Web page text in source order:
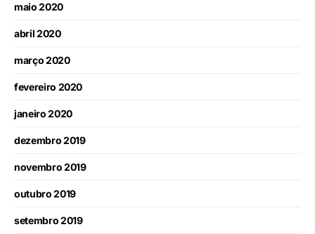
maio 2020
abril 2020
março 2020
fevereiro 2020
janeiro 2020
dezembro 2019
novembro 2019
outubro 2019
setembro 2019